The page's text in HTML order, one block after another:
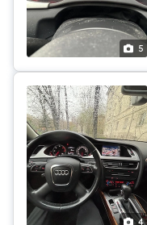
5
4